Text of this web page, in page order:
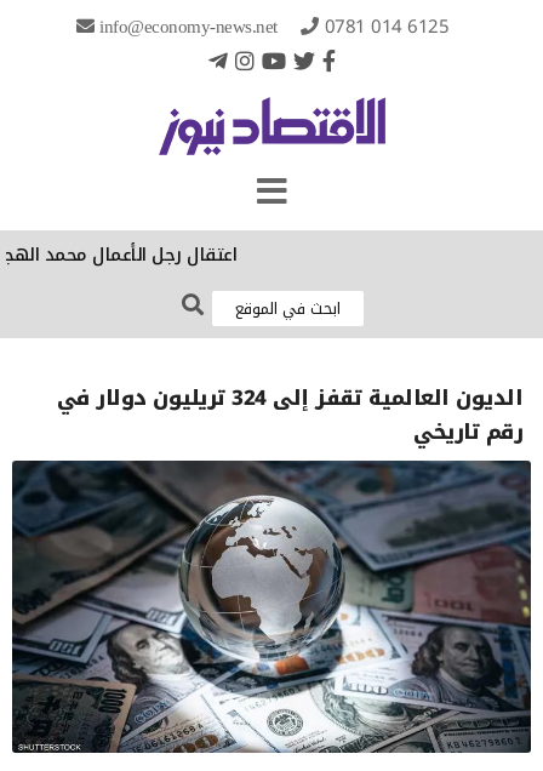
info@economy-news.net 0781 014 6125
‏اعتقال رجل الأعمال محمد
الديون العالمية تقفز إلى 324 تريليون دولار في
رقم تاريخي